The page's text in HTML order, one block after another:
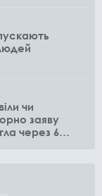
чи
заяву
через 6